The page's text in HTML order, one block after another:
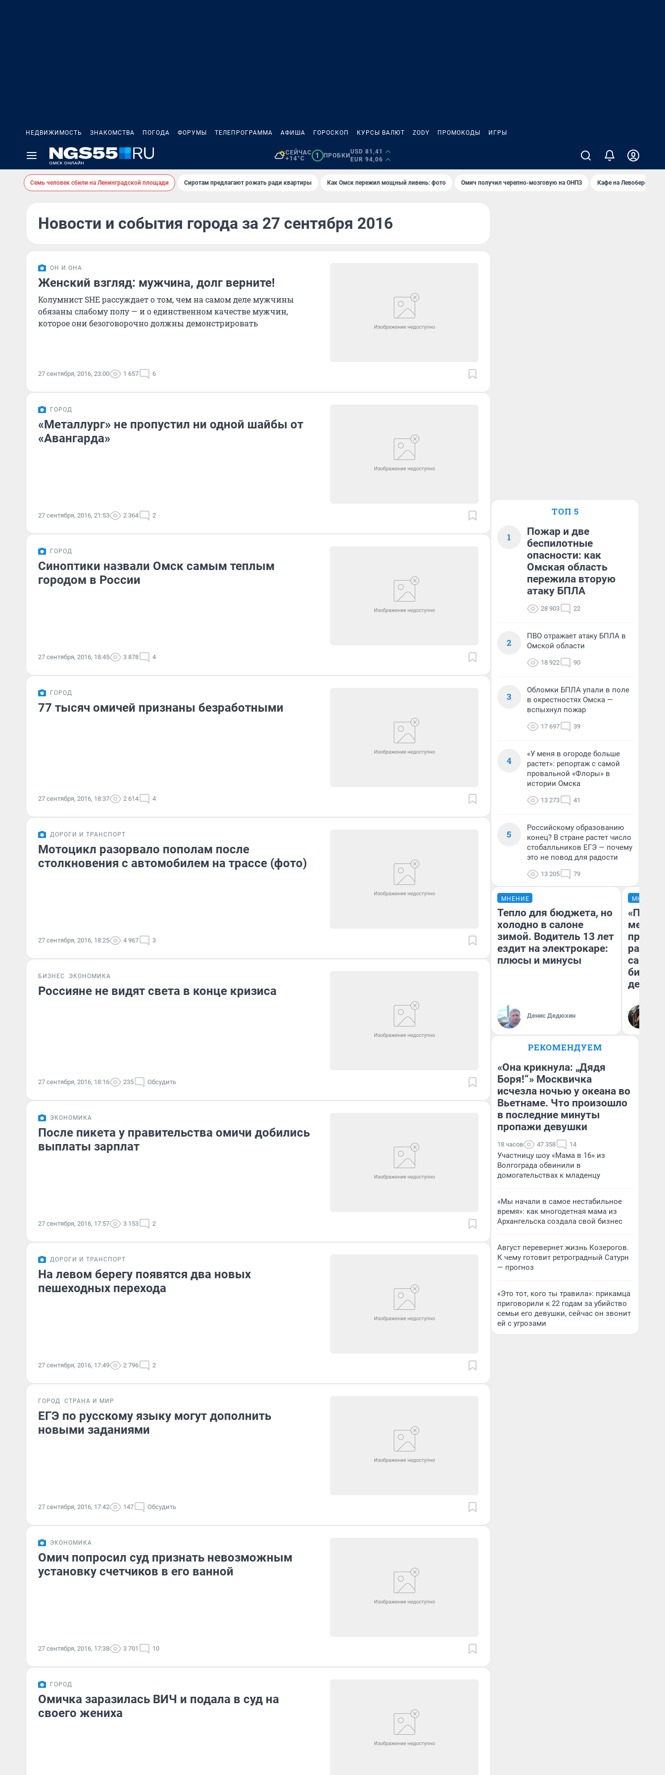
НЕДВИЖИМОСТЬ ЗНАКОМСТВА ПОГОДА ФОРУМЫ ТЕЛЕПРОГРАММА АФИША ГОРОСКОП КУРСЫ ВАЛЮТ ZODY ПРОМОКОДЫ ИГРЫ
СЕЙЧАС
+14°C
1 ПРОБКИ
USD 81,41
EUR 94,06
Семь человек сбили на Ленинградской площади Сиротам предлагают рожать ради квартиры Как Омск пережил мощный ливень: фото Омич получил черепно-мозговую на ОНПЗ Кафе на Левобережье
Новости и события города за 27 сентября 2016
ОН И ОНА
Женский взгляд: мужчина, долг верните!
Колумнист SHE рассуждает о том, чем на самом деле мужчины
обязаны слабому полу — и о единственном качестве мужчин,
которое они безоговорочно должны демонстрировать
27 сентября, 2016, 23:00 1 657 6
ГОРОД
«Металлург» не пропустил ни одной шайбы от
«Авангарда»
27 сентября, 2016, 21:53 2 364 2
ГОРОД
Синоптики назвали Омск самым теплым
городом в России
27 сентября, 2016, 18:45 3 878 4
ГОРОД
77 тысяч омичей признаны безработными
27 сентября, 2016, 18:37 2 614 4
ДОРОГИ И ТРАНСПОРТ
Мотоцикл разорвало пополам после
столкновения с автомобилем на трассе (фото)
27 сентября, 2016, 18:25 4 967 3
БИЗНЕС ЭКОНОМИКА
Россияне не видят света в конце кризиса
27 сентября, 2016, 18:16 235 Обсудить
ЭКОНОМИКА
После пикета у правительства омичи добились
выплаты зарплат
27 сентября, 2016, 17:57 3 153 2
ДОРОГИ И ТРАНСПОРТ
На левом берегу появятся два новых
пешеходных перехода
27 сентября, 2016, 17:49 2 796 2
ГОРОД СТРАНА И МИР
ЕГЭ по русскому языку могут дополнить
новыми заданиями
27 сентября, 2016, 17:42 147 Обсудить
ЭКОНОМИКА
Омич попросил суд признать невозможным
установку счетчиков в его ванной
27 сентября, 2016, 17:38 3 701 10
ГОРОД
Омичка заразилась ВИЧ и подала в суд на
своего жениха
ТОП 5
1
Пожар и две
беспилотные
опасности: как
Омская область
пережила вторую
атаку БПЛА
28 903 22
2
ПВО отражает атаку БПЛА в
Омской области
18 922 90
3
Обломки БПЛА упали в поле
в окрестностях Омска —
вспыхнул пожар
17 697 39
4
«У меня в огороде больше
растет»: репортаж с самой
провальной «Флоры» в
истории Омска
13 273 41
5
Российскому образованию
конец? В стране растет число
стобалльников ЕГЭ — почему
это не повод для радости
13 205 79
МНЕНИЕ
Тепло для бюджета, но
холодно в салоне
зимой. Водитель 13 лет
ездит на электрокаре:
плюсы и минусы
Денис Дедюхин
МНЕНИЕ
самом
РЕКОМЕНДУЕМ
«Она крикнула: „Дядя
Боря!“» Москвичка
исчезла ночью у океана во
Вьетнаме. Что произошло
в последние минуты
пропажи девушки
18 часов 47 358 14
Участницу шоу «Мама в 16» из
Волгограда обвинили в
домогательствах к младенцу
«Мы начали в самое нестабильное
время»: как многодетная мама из
Архангельска создала свой бизнес
Август перевернет жизнь Козерогов.
К чему готовит ретроградный Сатурн
— прогноз
«Это тот, кого ты травила»: прикамца
приговорили к 22 годам за убийство
семьи его девушки, сейчас он звонит
ей с угрозами